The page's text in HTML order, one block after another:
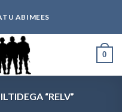
ABIMEES
0
“RELV”